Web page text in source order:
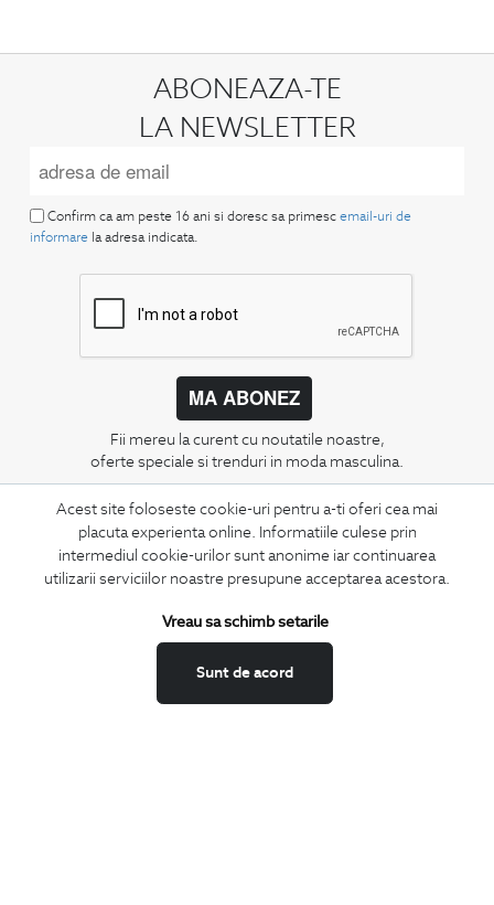
Acest site foloseste cookie-uri pentru a-ti oferi cea mai
placuta experienta online. Informatiile culese prin
intermediul cookie-urilor sunt anonime iar continuarea
utilizarii serviciilor noastre presupune acceptarea acestora.
Sunt de acord
Vreau sa schimb setarile
ABONEAZA-TE
LA NEWSLETTER
Confirm ca am peste 16 ani si doresc sa primesc email-uri de
informare la adresa indicata.
MA ABONEZ
Fii mereu la curent cu noutatile noastre,
oferte speciale si trenduri in moda masculina.
CONCIERGE
Termeni si conditii
Schimburi si retur
ANPC